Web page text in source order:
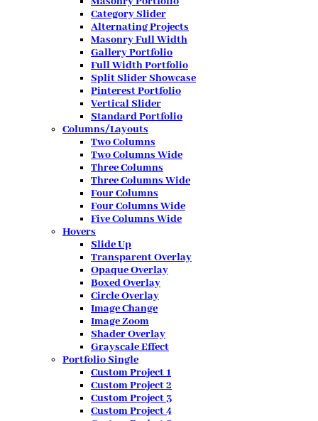
Category Slider
Alternating Projects
Masonry Full Width
Gallery Portfolio
Full Width Portfolio
Split Slider Showcase
Pinterest Portfolio
Vertical Slider
Standard Portfolio
Columns/Layouts
Two Columns
Two Columns Wide
Three Columns
Three Columns Wide
Four Columns
Four Columns Wide
Five Columns Wide
Hovers
Slide Up
Transparent Overlay
Opaque Overlay
Boxed Overlay
Circle Overlay
Image Change
Image Zoom
Shader Overlay
Grayscale Effect
Portfolio Single
Custom Project 1
Custom Project 2
Custom Project 3
Custom Project 4